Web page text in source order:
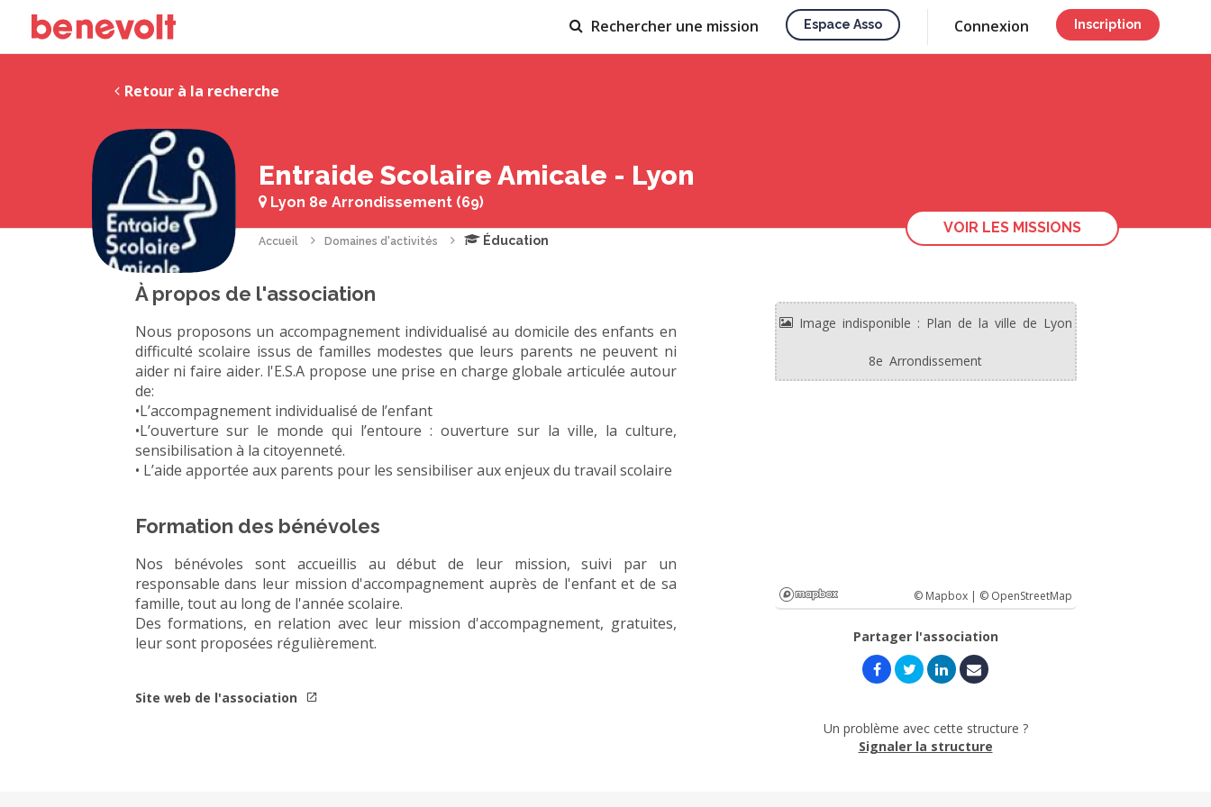
Rechercher une mission Espace Asso Connexion Inscription
Retour à la recherche
VOIR LES MISSIONS
Entraide Scolaire Amicale - Lyon
Lyon 8e Arrondissement (69)
Accueil Domaines d'activités Éducation
À propos de l'association
Nous proposons un accompagnement individualisé au domicile des enfants en
difficulté scolaire issus de familles modestes que leurs parents ne peuvent ni
aider ni faire aider. l'E.S.A propose une prise en charge globale articulée autour
de:
•L’accompagnement individualisé de l’enfant
•L’ouverture sur le monde qui l’entoure : ouverture sur la ville, la culture,
sensibilisation à la citoyenneté.
• L’aide apportée aux parents pour les sensibiliser aux enjeux du travail scolaire
Formation des bénévoles
Nos bénévoles sont accueillis au début de leur mission, suivi par un
responsable dans leur mission d'accompagnement auprès de l'enfant et de sa
famille, tout au long de l'année scolaire.
Des formations, en relation avec leur mission d'accompagnement, gratuites,
leur sont proposées régulièrement.
Site web de l'association
© Mapbox | © OpenStreetMap
Partager l'association
Un problème avec cette structure ?
Signaler la structure